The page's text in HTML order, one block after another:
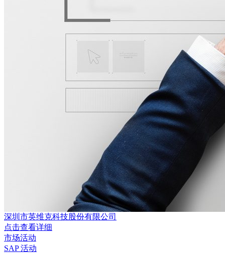
深圳市英维克科技股份有限公司
点击查看详细
市场活动
SAP 活动